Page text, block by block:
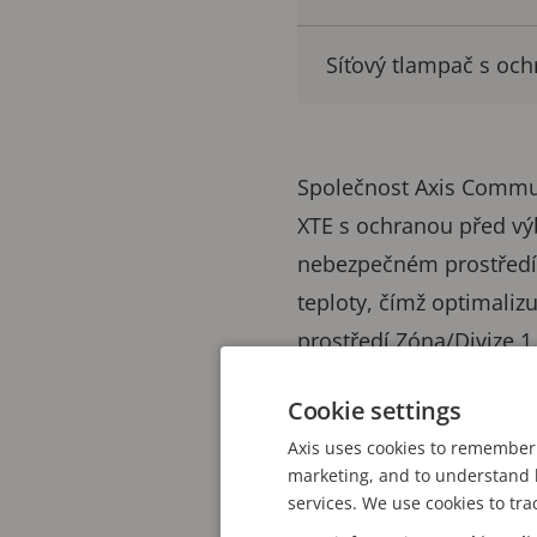
Síťový tlampač s
Společnost Axis
XTE s ochranou před
nebezpečném
teploty, čímž
prostředí Zóna/Divize
Novými produkty
výbuchem, která byla
P1468-XLE z 2023), a
Cookie settings
Axis uses cookies to
marketing, and to
services. We use cookies to